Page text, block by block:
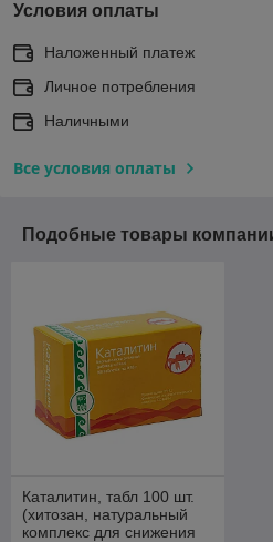
Условия оплаты
Наложенный платеж
Личное потребления
Наличными
Все условия оплаты
Подобные товары
Каталитин, табл 100 шт.
(хитозан, натуральный
комплекс для снижения